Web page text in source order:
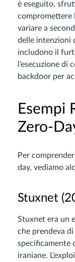
è eseguito,
compromettere
variare a
delle intenzioni
includono il
l’esecuzione di
backdoor per
Esempi
Zero-
Per
day, vediamo
Stuxnet
Stuxnet era un
che prendeva
specificamente
iraniane.